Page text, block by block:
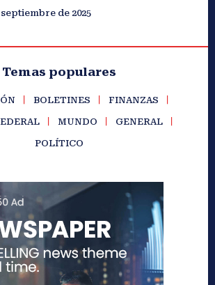
septiembre de 2025
Temas populares
BOLETINES FINANZAS
MUNDO GENERAL
POLÍTICO